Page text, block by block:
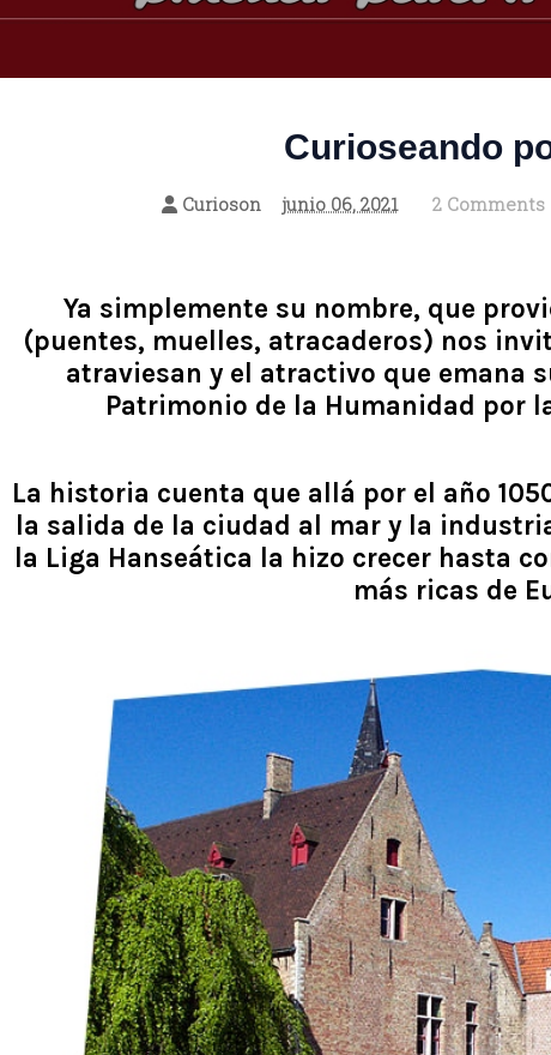
Curioseando
Curioson junio 06, 2021 2 Comments
Ya simplemente su nombre, que
(puentes, muelles, atracaderos) nos
atraviesan y el atractivo que emana
Patrimonio de la Humanidad por
La historia cuenta que allá por el año
la salida de la ciudad al mar y la
la Liga Hanseática la hizo crecer hasta
más ricas de